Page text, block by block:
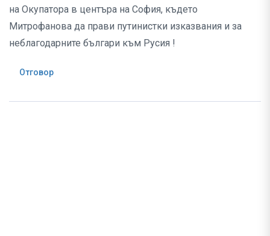
на Окупатора в центъра на София, където
Митрофанова да прави путинистки изказвания и за
неблагодарните българи към Русия !
Отговор